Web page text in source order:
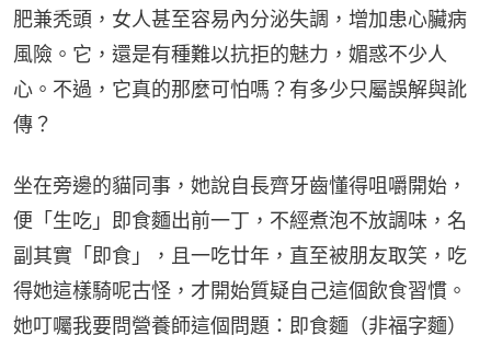
肥兼秃頭，女人甚至容易內分泌失調，增加患心臟病
風險。它，還是有種難以抗拒的魅力，媚惑不少人
心。不過，它真的那麼可怕嗎？有多少只屬誤解與訛
傳？
坐在旁邊的貓同事，她說自長齊牙齒懂得咀嚼開始，
便「生吃」即食麵出前一丁，不經煮泡不放調味，名
副其實「即食」，且一吃廿年，直至被朋友取笑，吃
得她這樣騎呢古怪，才開始質疑自己這個飲食習慣。
她叮囑我要問營養師這個問題：即食麵（非福字麵）